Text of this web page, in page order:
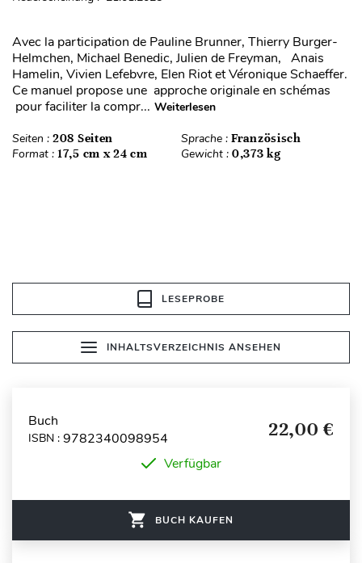
Avec la participation de Pauline Brunner, Thierry Burger-
Helmchen, Michael Benedic, Julien de Freyman, Anais
Hamelin, Vivien Lefebvre, Elen Riot et Véronique Schaeffer.
Ce manuel propose une approche originale en schémas
pour faciliter la compr... Weiterlesen
Seiten : 208 Seiten Sprache : Französisch
Format : 17,5 cm x 24 cm Gewicht : 0,373 kg
LESEPROBE
INHALTSVERZEICHNIS ANSEHEN
Buch
ISBN : 9782340098954 22,00 €
Verfügbar
BUCH KAUFEN